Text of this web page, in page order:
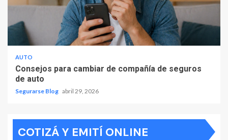
AUTO
Consejos para cambiar de compañía de seguros
de auto
Segurarse Blog abril 29, 2026
COTIZÁ Y EMITÍ ONLINE